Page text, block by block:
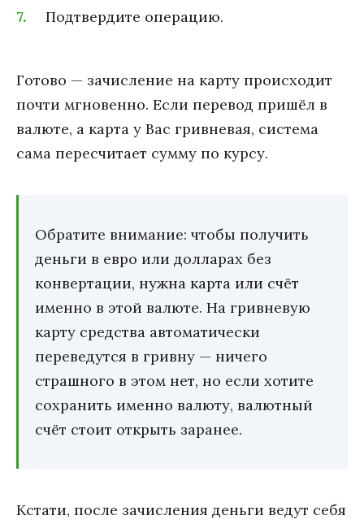
Подтвердите операцию.
Готово — зачисление на карту происходит
почти мгновенно. Если перевод пришёл в
валюте, а карта у Вас гривневая, система
сама пересчитает сумму по курсу.
Обратите внимание: чтобы получить
деньги в евро или долларах без
конвертации, нужна карта или счёт
именно в этой валюте. На гривневую
карту средства автоматически
переведутся в гривну — ничего
страшного в этом нет, но если хотите
сохранить именно валюту, валютный
счёт стоит открыть заранее.
Кстати, после зачисления деньги ведут себя